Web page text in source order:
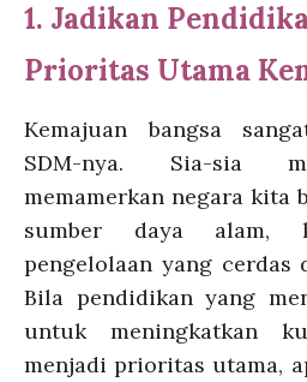
1. Jadikan
Prioritas Utama
Kemajuan bangsa
SDM-nya. Sia-sia
memamerkan negara kita
sumber daya alam,
pengelolaan yang cerdas
Bila pendidikan yang
untuk meningkatkan
menjadi prioritas utama,